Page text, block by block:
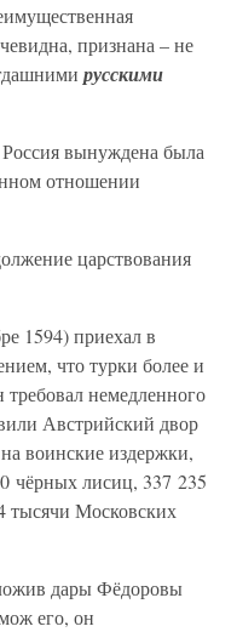
признана – не
русскими
вынуждена была
отношении
царствования
1594) приехал в
что турки более и
немедленного
Австрийский двор
воинские издержки,
чёрных лисиц, 337 235
тысячи Московских
дары Фёдоровы
его, он